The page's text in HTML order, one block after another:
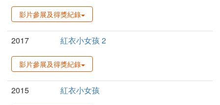
影片參展及得獎紀錄
2017 紅衣小女孩 2
影片參展及得獎紀錄
2015 紅衣小女孩